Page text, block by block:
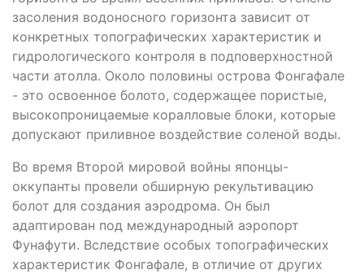
засоления водоносного горизонта зависит от
конкретных топографических характеристик и
гидрологического контроля в подповерхностной
части атолла. Около половины острова Фонгафале
- это освоенное болото, содержащее пористые,
высокопроницаемые коралловые блоки, которые
допускают приливное воздействие соленой воды.
Во время Второй мировой войны японцы-
оккупанты провели обширную рекультивацию
болот для создания аэродрома. Он был
адаптирован под международный аэропорт
Фунафути. Вследствие особых топографических
характеристик Фонгафале, в отличие от других